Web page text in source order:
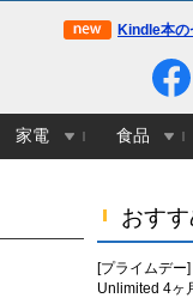
Kindle本の
家電 食品
おす
[プライムデー
Unlimited 4ヶ